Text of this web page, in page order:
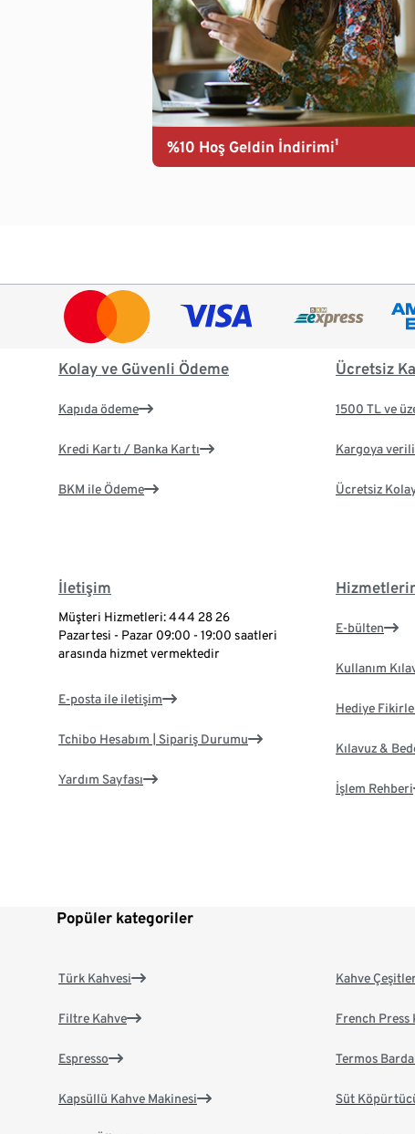
%10 Hoş Geldin İndirimi¹
Kolay ve Güvenli Ödeme
Kapıda ödeme
Kredi Kartı / Banka Kartı
BKM ile Ödeme
Ücretsiz
1500 TL ve
Kargoya
Ücretsiz
İletişim
Müşteri Hizmetleri: 444 28 26
Pazartesi - Pazar 09:00 - 19:00 saatleri
arasında hizmet vermektedir
E-posta ile iletişim
Tchibo Hesabım | Sipariş Durumu
Yardım Sayfası
E-bülten
Kullanım
Hediye
Kılavuz &
İşlem Rehberi
Popüler kategoriler
Türk Kahvesi
Filtre Kahve
Espresso
Kapsüllü Kahve Makinesi
Kahve
French Press
Termos
Süt